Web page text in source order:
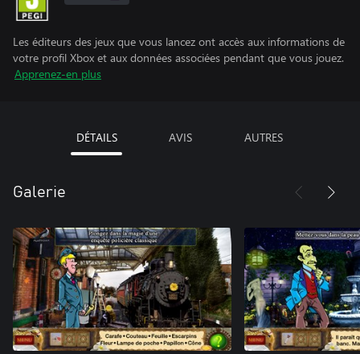
Les éditeurs des jeux que vous lancez ont accès aux informations de
votre profil Xbox et aux données associées pendant que vous jouez.
Apprenez-en plus
DÉTAILS AVIS AUTRES
Galerie